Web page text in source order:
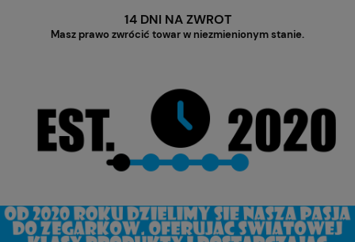
14 DNI NA ZWROT
Masz prawo zwrócić towar w niezmienionym stanie.